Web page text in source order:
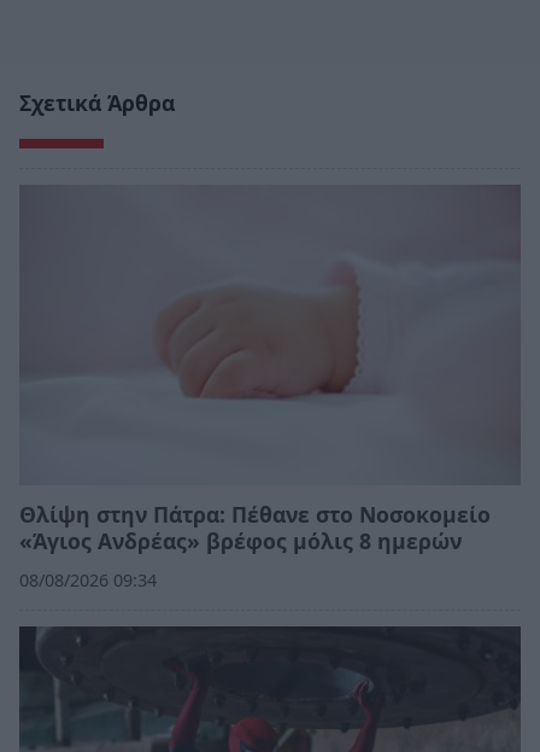
Σχετικά Άρθρα
Θλίψη στην Πάτρα: Πέθανε στο Νοσοκομείο
«Άγιος Ανδρέας» βρέφος μόλις 8 ημερών
08/08/2026 09:34